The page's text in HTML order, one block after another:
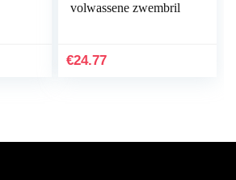
volwassene zwembril
€24.77